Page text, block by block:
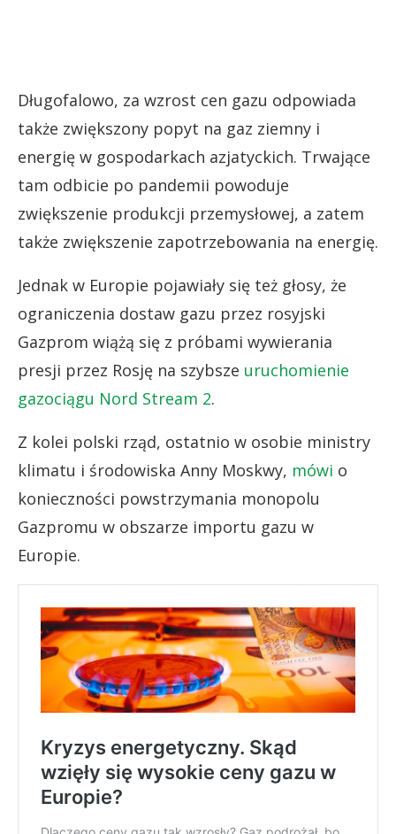
Długofalowo, za wzrost cen gazu odpowiada
także zwiększony popyt na gaz ziemny i
energię w gospodarkach azjatyckich. Trwające
tam odbicie po pandemii powoduje
zwiększenie produkcji przemysłowej, a zatem
także zwiększenie zapotrzebowania na energię.
Jednak w Europie pojawiały się też głosy, że
ograniczenia dostaw gazu przez rosyjski
Gazprom wiążą się z próbami wywierania
presji przez Rosję na szybsze uruchomienie
gazociągu Nord Stream 2.
Z kolei polski rząd, ostatnio w osobie ministry
klimatu i środowiska Anny Moskwy, mówi o
konieczności powstrzymania monopolu
Gazpromu w obszarze importu gazu w
Europie.